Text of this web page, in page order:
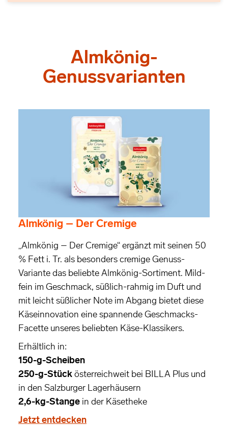
Almkönig-
Genussvarianten
Almkönig – Der Cremige
„Almkönig – Der Cremige“ ergänzt mit seinen 50
% Fett i. Tr. als besonders cremige Genuss-
Variante das beliebte Almkönig-Sortiment. Mild-
fein im Geschmack, süßlich-rahmig im Duft und
mit leicht süßlicher Note im Abgang bietet diese
Käseinnovation eine spannende Geschmacks-
Facette unseres beliebten Käse-Klassikers.
Erhältlich in:
150-g-Scheiben
250-g-Stückösterreichweit bei BILLA Plus und
in den Salzburger Lagerhäusern
2,6-kg-Stange in der Käsetheke
Jetzt entdecken